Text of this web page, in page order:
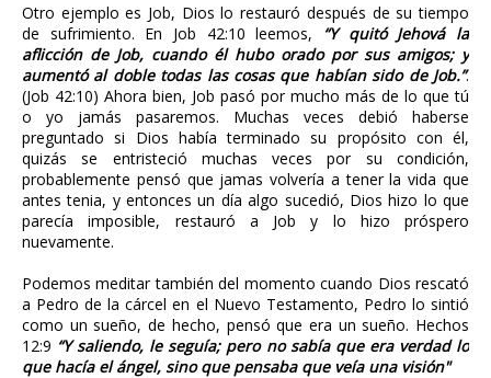
Otro ejemplo es Job, Dios lo restauró después de su tiempo
de sufrimiento. En Job 42:10 leemos,
“Y quitó Jehová la
aflicción de Job, cuando él hubo orado por sus amigos; y
aumentó al doble todas las cosas que habían sido de Job.”.
(Job 42:10) Ahora bien, Job pasó por mucho más de lo que tú
o yo jamás pasaremos. Muchas veces debió haberse
preguntado si Dios había terminado su propósito con él,
quizás se entristeció muchas veces por su condición,
probablemente pensó que jamas volvería a tener la vida que
antes tenia, y entonces un día algo sucedió, Dios hizo lo que
parecía imposible, restauró a Job y lo hizo próspero
nuevamente.
Podemos meditar también del momento cuando Dios rescató
a Pedro de la cárcel en el Nuevo Testamento, Pedro lo sintió
como un sueño, de hecho, pensó que era un sueño. Hechos
12:9 “Y saliendo, le seguía; pero no sabía que era verdad lo
que hacía el ángel, sino que pensaba que veía una visión"